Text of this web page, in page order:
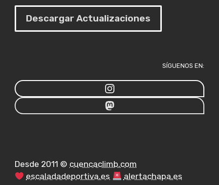
Descargar Actualizaciones
SÍGUENOS EN:
Desde 2011 © cuencaclimb.com
escaladadeportiva.es
alertachapa.es